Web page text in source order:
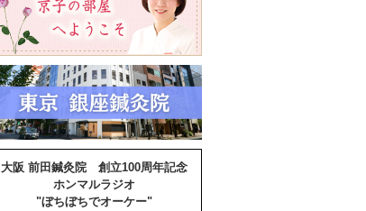
大阪 前田鍼灸院 創立100周年記念
ホンマルラジオ
"ぼちぼちでオーケー"